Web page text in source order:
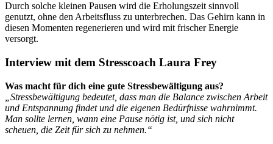
Durch solche kleinen Pausen wird die Erholungszeit sinnvoll
genutzt, ohne den Arbeitsfluss zu unterbrechen. Das Gehirn kann in
diesen Momenten regenerieren und wird mit frischer Energie
versorgt.
Interview mit dem Stresscoach Laura Frey
Was macht für dich eine gute Stressbewältigung aus?
„Stressbewältigung bedeutet, dass man die Balance zwischen Arbeit
und Entspannung findet und die eigenen Bedürfnisse wahrnimmt.
Man sollte lernen, wann eine Pause nötig ist, und sich nicht
scheuen, die Zeit für sich zu nehmen.“